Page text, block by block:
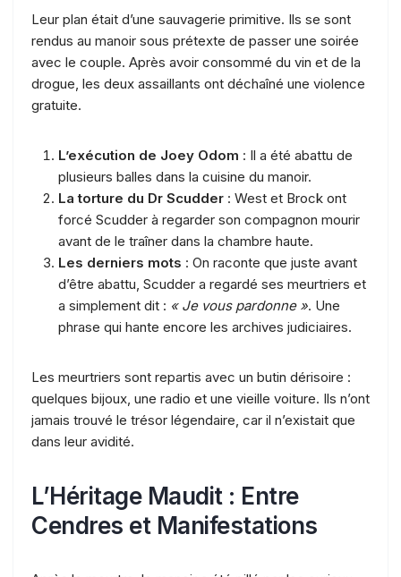
Leur plan était d’une sauvagerie primitive. Ils se sont
rendus au manoir sous prétexte de passer une soirée
avec le couple. Après avoir consommé du vin et de la
drogue, les deux assaillants ont déchaîné une violence
gratuite.
L’exécution de Joey Odom : Il a été abattu de
plusieurs balles dans la cuisine du manoir.
La torture du Dr Scudder : West et Brock ont
forcé Scudder à regarder son compagnon mourir
avant de le traîner dans la chambre haute.
Les derniers mots : On raconte que juste avant
d’être abattu, Scudder a regardé ses meurtriers et
a simplement dit : « Je vous pardonne ». Une
phrase qui hante encore les archives judiciaires.
Les meurtriers sont repartis avec un butin dérisoire :
quelques bijoux, une radio et une vieille voiture. Ils n’ont
jamais trouvé le trésor légendaire, car il n’existait que
dans leur avidité.
L’Héritage Maudit : Entre
Cendres et Manifestations